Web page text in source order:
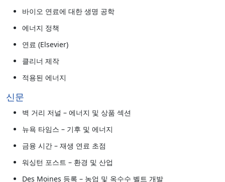
바이오 연료에 대한 생명 공학
에너지 정책
연료 (Elsevier)
클리너 제작
적용된 에너지
신문
벽 거리 저널 – 에너지 및 상품 섹션
뉴욕 타임스 – 기후 및 에너지
금융 시간 – 재생 연료 초점
워싱턴 포스트 – 환경 및 산업
Des Moines 등록 – 농업 및 옥수수 벨트 개발